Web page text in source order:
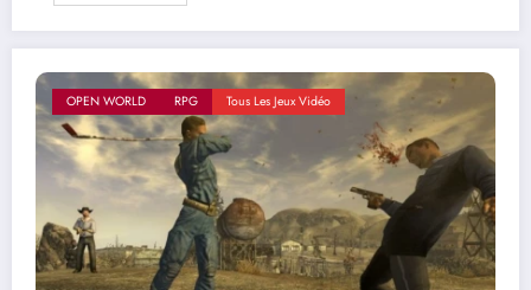
OPEN WORLD RPG Tous Les Jeux Vidéo